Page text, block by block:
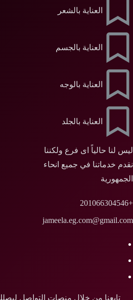
العناية بالشعر
العناية بالجسم
العناية بالوجه
العناية بالجلد
ليس لنا حالياً اى فرع ولكننا
نقدم خدماتنا في جميع انحاء
الجمهورية
+201066304546
jameela.eg.com@gmail.com
تابعنا من خلال منصات التواصل